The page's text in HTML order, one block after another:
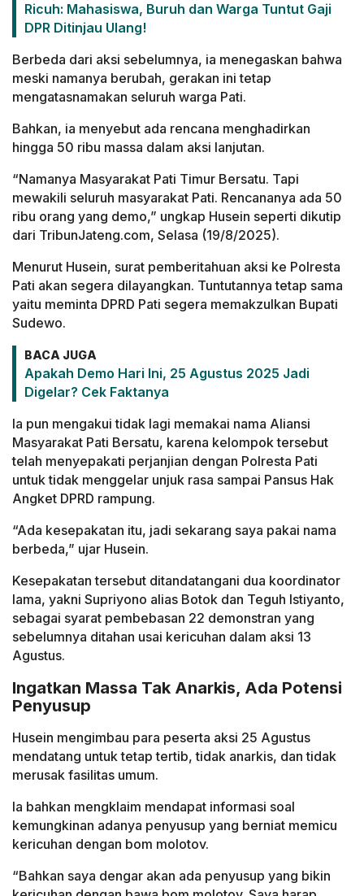
Ricuh: Mahasiswa, Buruh dan Warga Tuntut Gaji
DPR Ditinjau Ulang!
Berbeda dari aksi sebelumnya, ia menegaskan bahwa
meski namanya berubah, gerakan ini tetap
mengatasnamakan seluruh warga Pati.
Bahkan, ia menyebut ada rencana menghadirkan
hingga 50 ribu massa dalam aksi lanjutan.
“Namanya Masyarakat Pati Timur Bersatu. Tapi
mewakili seluruh masyarakat Pati. Rencananya ada 50
ribu orang yang demo,” ungkap Husein seperti dikutip
dari TribunJateng.com, Selasa (19/8/2025).
Menurut Husein, surat pemberitahuan aksi ke Polresta
Pati akan segera dilayangkan. Tuntutannya tetap sama
yaitu meminta DPRD Pati segera memakzulkan Bupati
Sudewo.
BACA JUGA
Apakah Demo Hari Ini, 25 Agustus 2025 Jadi
Digelar? Cek Faktanya
Ia pun mengakui tidak lagi memakai nama Aliansi
Masyarakat Pati Bersatu, karena kelompok tersebut
telah menyepakati perjanjian dengan Polresta Pati
untuk tidak menggelar unjuk rasa sampai Pansus Hak
Angket DPRD rampung.
“Ada kesepakatan itu, jadi sekarang saya pakai nama
berbeda,” ujar Husein.
Kesepakatan tersebut ditandatangani dua koordinator
lama, yakni Supriyono alias Botok dan Teguh Istiyanto,
sebagai syarat pembebasan 22 demonstran yang
sebelumnya ditahan usai kericuhan dalam aksi 13
Agustus.
Ingatkan Massa Tak Anarkis, Ada Potensi
Penyusup
Husein mengimbau para peserta aksi 25 Agustus
mendatang untuk tetap tertib, tidak anarkis, dan tidak
merusak fasilitas umum.
Ia bahkan mengklaim mendapat informasi soal
kemungkinan adanya penyusup yang berniat memicu
kericuhan dengan bom molotov.
“Bahkan saya dengar akan ada penyusup yang bikin